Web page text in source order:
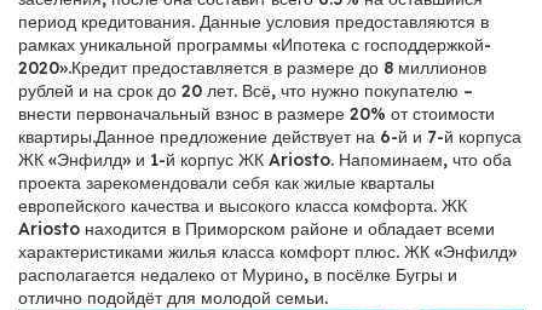
период кредитования. Данные условия предоставляются в
рамках уникальной программы «Ипотека с господдержкой-
2020».Кредит предоставляется в размере до 8 миллионов
рублей и на срок до 20 лет. Всё, что нужно покупателю –
внести первоначальный взнос в размере 20% от стоимости
квартиры.Данное предложение действует на 6-й и 7-й корпуса
ЖК «Энфилд» и 1-й корпус ЖК Ariosto. Напоминаем, что оба
проекта зарекомендовали себя как жилые кварталы
европейского качества и высокого класса комфорта. ЖК
Ariosto находится в Приморском районе и обладает всеми
характеристиками жилья класса комфорт плюс. ЖК «Энфилд»
располагается недалеко от Мурино, в посёлке Бугры и
отлично подойдёт для молодой семьи.